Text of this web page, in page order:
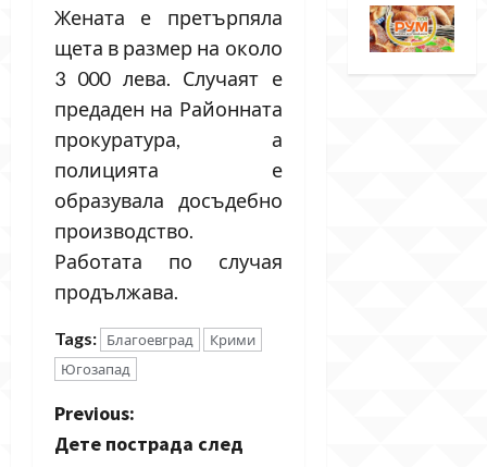
Жената е претърпяла
щета в размер на около
3 000 лева. Случаят е
предаден на Районната
прокуратура, а
полицията е
образувала досъдебно
производство.
Работата по случая
продължава.
Tags: Благоевград
Крими
Югозапад
P
Previous:
Дете пострада след